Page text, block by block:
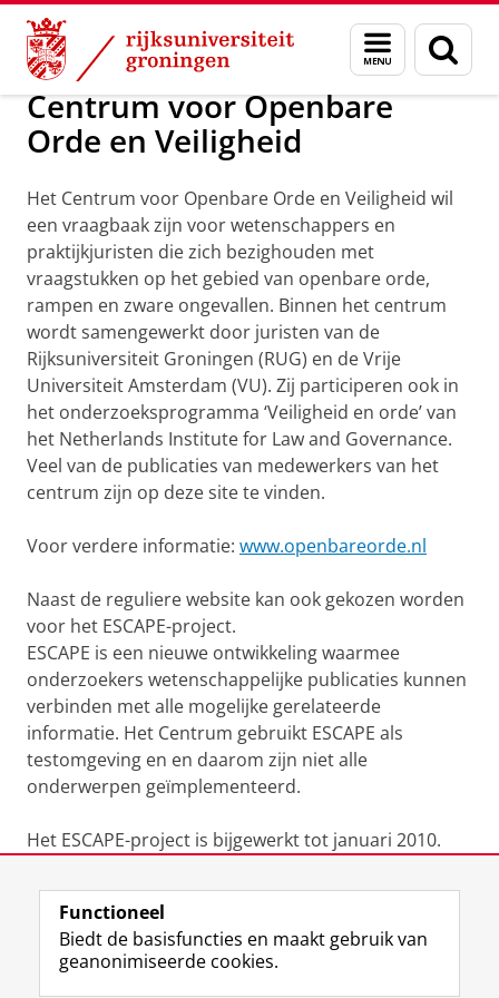
Skip
Content
Skip
Navigation
Menu
en
zoeken
Centrum voor Openbare Orde en
Centrum voor Openbare
Orde en Veiligheid
Het Centrum voor Openbare Orde en Veiligheid wil
een vraagbaak zijn voor wetenschappers en
praktijkjuristen die zich bezighouden met
vraagstukken op het gebied van openbare orde,
rampen en zware ongevallen. Binnen het centrum
wordt samengewerkt door juristen van de
Rijksuniversiteit Groningen (RUG) en de Vrije
Universiteit Amsterdam (VU). Zij participeren ook in
het onderzoeksprogramma ‘Veiligheid en orde’ van
het Netherlands Institute for Law and Governance.
Veel van de publicaties van medewerkers van het
centrum zijn op deze site te vinden.
Voor verdere informatie: www.openbareorde.nl
Naast de reguliere website kan ook gekozen worden
voor het ESCAPE-project.
ESCAPE is een nieuwe ontwikkeling waarmee
onderzoekers wetenschappelijke publicaties kunnen
verbinden met alle mogelijke gerelateerde
informatie. Het Centrum gebruikt ESCAPE als
testomgeving en en daarom zijn niet alle
onderwerpen geïmplementeerd.
Het ESCAPE-project is bijgewerkt tot januari 2010.
Laatst gewijzigd: 14 oktober 2020 13:39
Functioneel
Biedt de basisfuncties en maakt gebruik van
geanonimiseerde cookies.